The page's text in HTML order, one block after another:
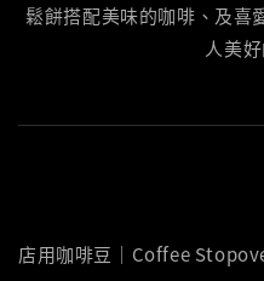
鬆餅搭配美味的咖啡、及喜
人美
店用咖啡豆｜Coffee